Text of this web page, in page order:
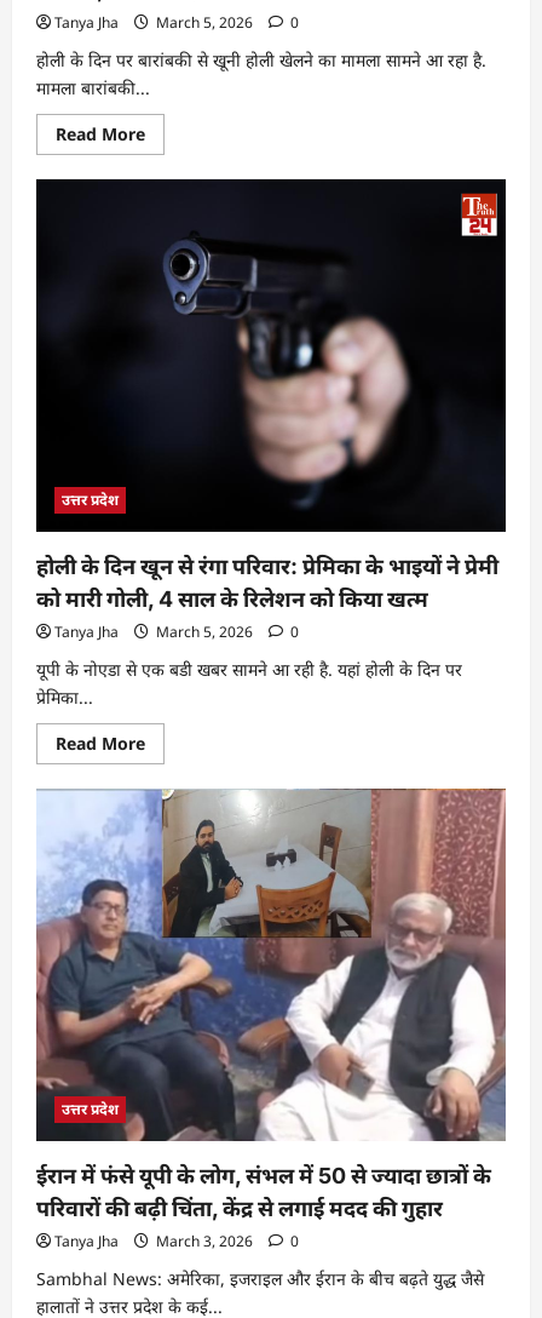
Tanya Jha March 5, 2026 0
होली के दिन पर बारांबकी से खूनी होली खेलने का मामला सामने आ रहा है.
मामला बारांबकी...
Read More
उत्तर प्रदेश
होली के दिन खून से रंगा परिवार: प्रेमिका के भाइयों ने प्रेमी
को मारी गोली, 4 साल के रिलेशन को किया खत्म
Tanya Jha March 5, 2026 0
यूपी के नोएडा से एक बडी खबर सामने आ रही है. यहां होली के दिन पर
प्रेमिका...
Read More
उत्तर प्रदेश
ईरान में फंसे यूपी के लोग, संभल में 50 से ज्यादा छात्रों के
परिवारों की बढ़ी चिंता, केंद्र से लगाई मदद की गुहार
Tanya Jha March 3, 2026 0
Sambhal News: अमेरिका, इजराइल और ईरान के बीच बढ़ते युद्ध जैसे
हालातों ने उत्तर प्रदेश के कई...